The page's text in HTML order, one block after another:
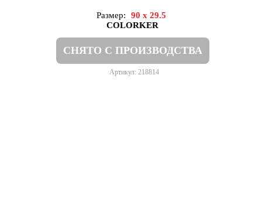
Размер:
90 x 29.5
COLORKER
СНЯТО С ПРОИЗВОДСТВА
Артикул: 218814